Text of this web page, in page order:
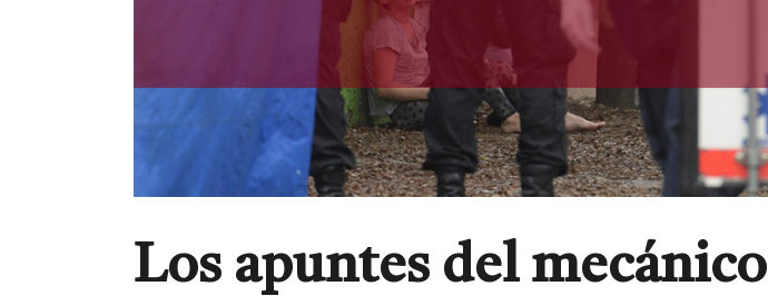
Los apuntes del mecánico